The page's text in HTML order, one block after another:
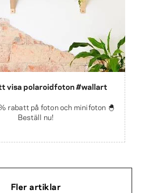
visa polaroidfoton #wallart
rabatt på foton och minifoton 🐣
Beställ nu!
Fler artiklar